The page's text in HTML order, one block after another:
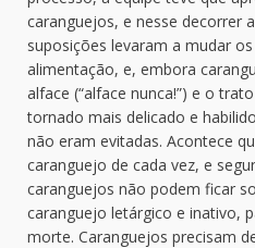
caranguejos, e nesse decorrer
suposições levaram a mudar
alimentação, e, embora
alface (“alface nunca!”) e o
tornado mais delicado e
não eram evitadas. Acontece
caranguejo de cada vez, e
caranguejos não podem ficar
caranguejo letárgico e inativo,
morte. Caranguejos precisam